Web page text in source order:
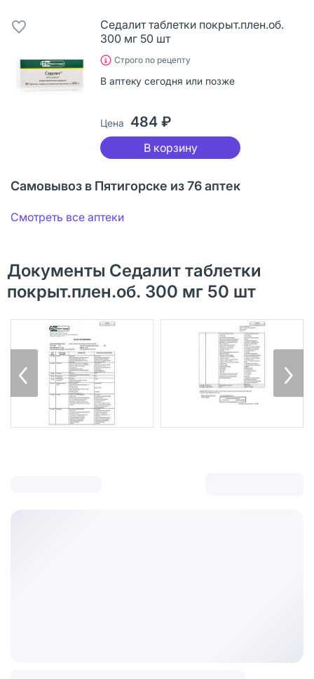
Седалит таблетки покрыт.плен.об.
300 мг 50 шт
Строго по рецепту
В аптеку сегодня или позже
Цена 484 ₽
В корзину
Самовывоз в Пятигорске из 76 аптек
Смотреть все аптеки
Документы Седалит таблетки
покрыт.плен.об. 300 мг 50 шт